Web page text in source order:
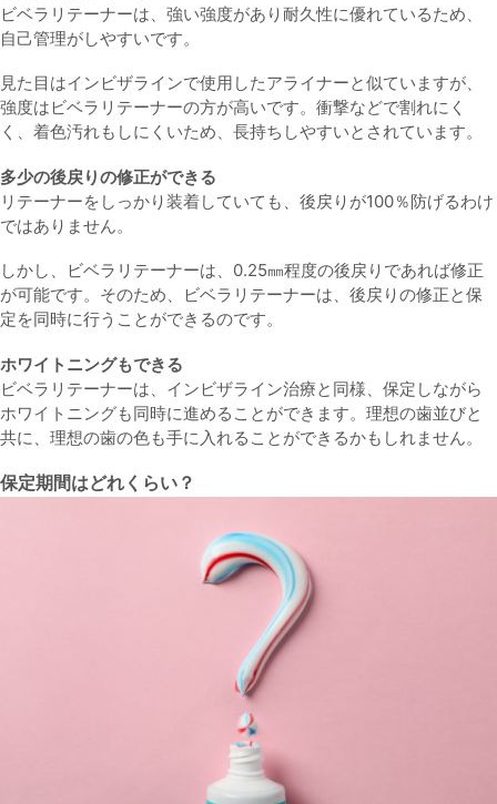
ビベラリテーナーは、強い強度があり耐久性に優れているため、
自己管理がしやすいです。
見た目はインビザラインで使用したアライナーと似ていますが、
強度はビベラリテーナーの方が高いです。衝撃などで割れにく
く、着色汚れもしにくいため、長持ちしやすいとされています。
多少の後戻りの修正ができる
リテーナーをしっかり装着していても、後戻りが100％防げるわけ
ではありません。
しかし、ビベラリテーナーは、0.25㎜程度の後戻りであれば修正
が可能です。そのため、ビベラリテーナーは、後戻りの修正と保
定を同時に行うことができるのです。
ホワイトニングもできる
ビベラリテーナーは、インビザライン治療と同様、保定しながら
ホワイトニングも同時に進めることができます。理想の歯並びと
共に、理想の歯の色も手に入れることができるかもしれません。
保定期間はどれくらい？